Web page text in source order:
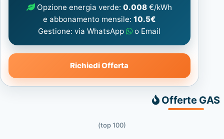
Opzione energia verde:0.008 €/kWh
e abbonamento mensile: 10.5€
Gestione: via WhatsApp
o Email
Richiedi Offerta
Offerte GAS
(top 100)